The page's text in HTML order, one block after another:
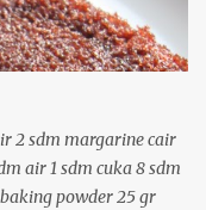
2 sdm margarine cair
air 1 sdm cuka 8 sdm
powder 25 gr